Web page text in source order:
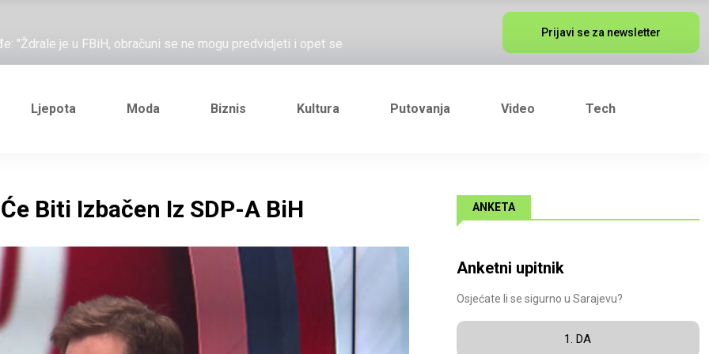
"Ždrale je u FBiH, obračuni se ne mogu predvidjeti i opet se
Željezničarov Karamarko
je general Izet Nanić, pogibijom je probio blokadu koja je
Prijavi se za newsletter
Ljepota Moda Biznis Kultura Putovanja Video Tech
Biti Izbačen Iz SDP-A BiH ANKETA
Anketni upitnik
Osjećate li se sigurno u Sarajevu?
1. DA